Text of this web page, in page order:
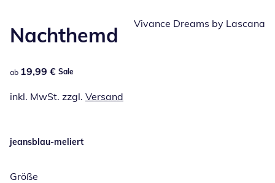
Nachthemd
19,99 €
ab 19,99 € Sale
inkl. MwSt. zzgl. Versand
Vivance Dreams by Lascana
jeansblau-meliert
Größe